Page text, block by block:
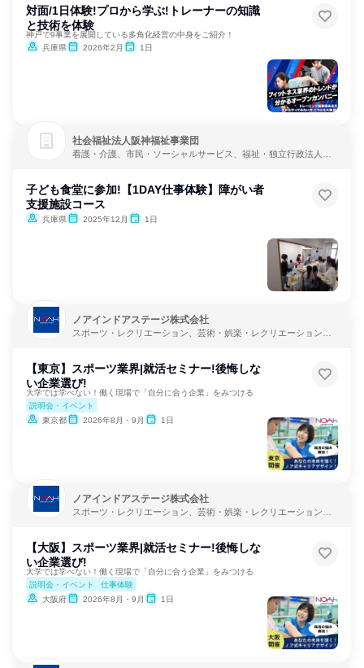
対面/1日体験!プロから学ぶ!トレーナーの知識
と技術を体験
神戸で9事業を展開している多角化経営の中身をご紹介！
兵庫県
2026年2月 1日
社会福祉法人阪神福祉事業団
看護・介護、市民・ソーシャルサービス、福祉・独立行政法人・
子ども食堂に参加!【1DAY仕事体験】障がい者
支援施設コース
兵庫県 2025年12月 1日
ノアインドアステージ株式会社
スポーツ・レクリエーション、芸術・娯楽・レクリエーション、
【東京】スポーツ業界|就活セミナー!後悔しな
い企業選び!
大学では学べない！働く現場で「自分に合う企業」をみつける
説明会・イベント
東京都
2026年8月・9月 1日
ノアインドアステージ株式会社
スポーツ・レクリエーション、芸術・娯楽・レクリエーション、
【大阪】スポーツ業界|就活セミナー!後悔しな
い企業選び!
大学では学べない！働く現場で「自分に合う企業」をみつける
説明会・イベント
仕事体験
大阪府
2026年8月・9月 1日